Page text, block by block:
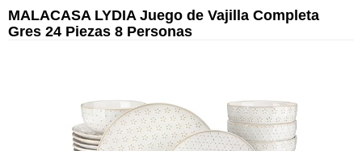
MALACASA LYDIA Juego de Vajilla Completa
Gres 24 Piezas 8 Personas